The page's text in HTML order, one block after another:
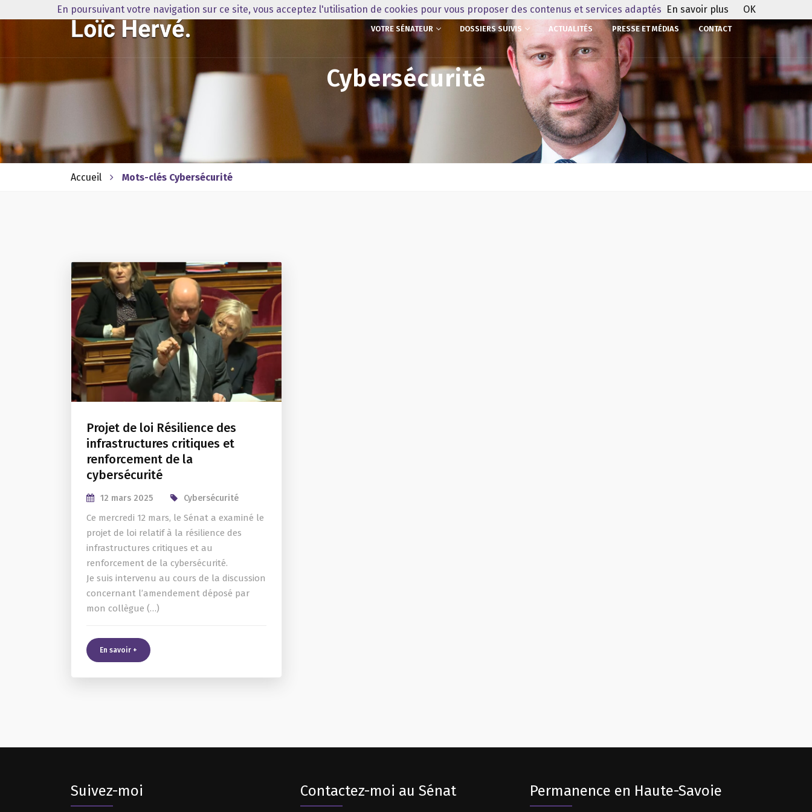
VOTRE SÉNATEUR DOSSIERS SUIVIS ACTUALITÉS PRESSE ET MÉDIAS CONTACT
Cybersécurité
Accueil Mots-clés Cybersécurité
Projet de loi Résilience des
infrastructures critiques et
renforcement de la
cybersécurité
12 mars 2025 Cybersécurité
Ce mercredi 12 mars, le Sénat a examiné le
projet de loi relatif à la résilience des
infrastructures critiques et au
renforcement de la cybersécurité.
Je suis intervenu au cours de la discussion
concernant l’amendement déposé par
mon collègue (…)
En savoir +
Suivez-moi Contactez-moi au Sénat Permanence en Haute-Savoie
En poursuivant votre navigation sur ce site, vous acceptez l'utilisation de cookies pour vous proposer des contenus et services adaptés En savoir plus OK